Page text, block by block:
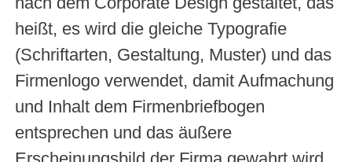
heißt, es wird die gleiche Typografie
(Schriftarten, Gestaltung, Muster) und das
Firmen­logo verwendet, damit Aufmachung
und Inhalt dem Firmen­briefbogen
entsprechen und das äußere